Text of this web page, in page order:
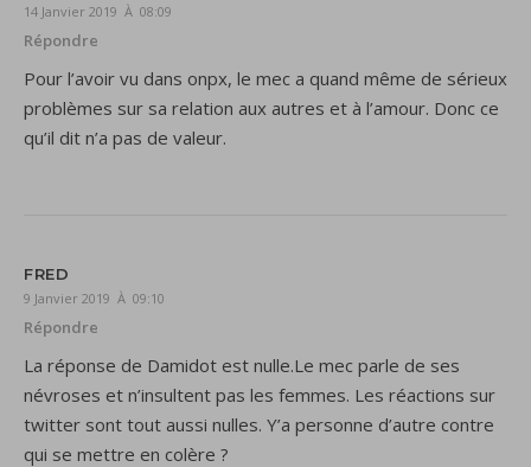
14 Janvier 2019 À 08:09
Répondre
Pour l’avoir vu dans onpx, le mec a quand même de sérieux
problèmes sur sa relation aux autres et à l’amour. Donc ce
qu’il dit n’a pas de valeur.
FRED
9 Janvier 2019 À 09:10
Répondre
La réponse de Damidot est nulle.Le mec parle de ses
névroses et n’insultent pas les femmes. Les réactions sur
twitter sont tout aussi nulles. Y’a personne d’autre contre
qui se mettre en colère ?